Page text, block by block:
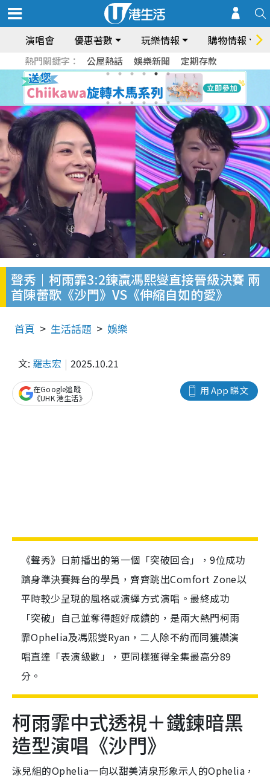
演唱會 優惠著數 玩樂情報 購物情報
熱門關鍵字： 公屋熱話 娛樂新聞 定期存款
聲秀｜柯雨霏3:2鍊贏馮熙燮直接晉級決賽 兩
首陳蕾歌《沙門》VS《伸縮自如的愛》
首頁 生活話題 娛樂
文: 羅志宏 2025.10.21
用 App 睇文
在Google追蹤
《UHK 港生活》
《聲秀》日前播出的第一個「突破回合」，9位成功
躋身準決賽舞台的學員，齊齊跳出Comfort Zone以
平時較少呈現的風格或演繹方式演唱。最終成功
「突破」自己並奪得超好成績的，是兩大熱門柯雨
霏Ophelia及馮熙燮Ryan，二人除不約而同獲讚演
唱直達「表演級數」，更同樣獲得全集最高分89
分。
柯雨霏中式透視＋鐵鍊暗黑
造型演唱《沙門》
泳兒組的Ophelia一向以甜美清泉形象示人的Ophelia，